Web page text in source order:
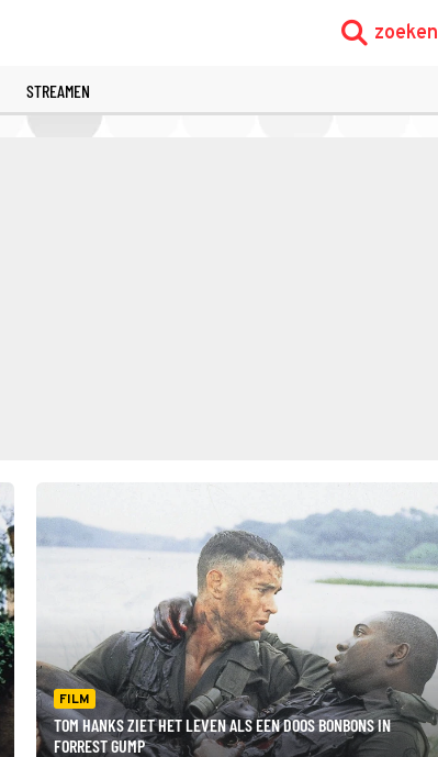
zoeken
STREAMEN
FILM
TOM HANKS ZIET HET LEVEN ALS EEN DOOS BONBONS IN
FORREST GUMP